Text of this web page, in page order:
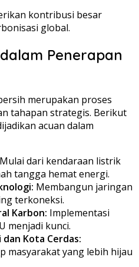
kontribusi besar
global.
Penerapan
merupakan proses
tahapan strategis. Berikut
acuan dalam
Mulai dari kendaraan listrik
tangga hemat energi.
Membangun jaringan
terkoneksi.
Karbon: Implementasi
menjadi kunci.
Kota Cerdas:
masyarakat yang lebih hijau